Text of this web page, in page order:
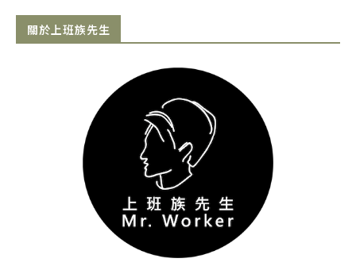
關於上班族先生